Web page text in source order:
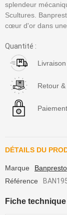
splendeur
Scultures.
cœur d'or dans une
Quantité :
Retour
DÉTAILS DU
Marque
Banpresto
Référence
Fiche technique